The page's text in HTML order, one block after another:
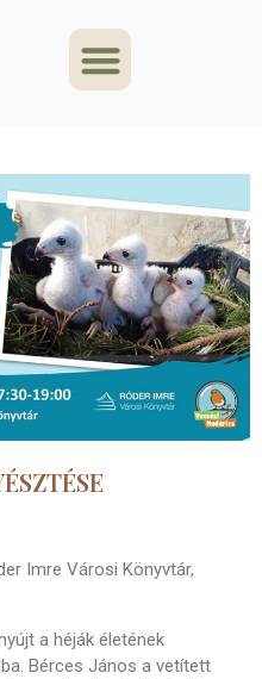
Imre Városi Könyvtár,
a héják életének
Bérces János a vetített